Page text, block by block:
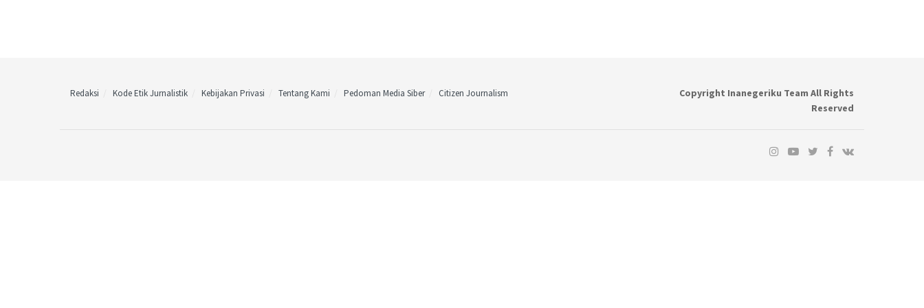
Redaksi Kode Etik Jurnalistik Kebijakan Privasi Tentang Kami Pedoman Media Siber Citizen Journalism
Copyright Inanegeriku Team All Rights
Reserved